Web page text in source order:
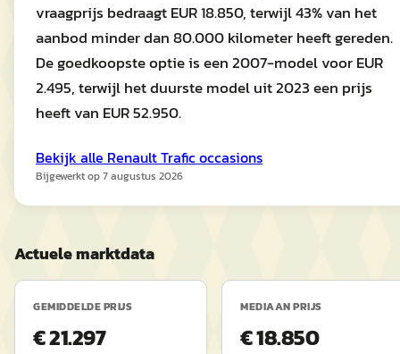
vraagprijs bedraagt EUR 18.850, terwijl 43% van het
aanbod minder dan 80.000 kilometer heeft gereden.
De goedkoopste optie is een 2007-model voor EUR
2.495, terwijl het duurste model uit 2023 een prijs
heeft van EUR 52.950.
Bekijk alle RenaultTraficoccasions
Bijgewerkt op7 augustus 2026
Actuele marktdata
GEMIDDELDE PRIJS
€ 21.297
MEDIAAN PRIJS
€ 18.850